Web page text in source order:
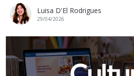
Luisa D'El Rodrigues
29/04/2026